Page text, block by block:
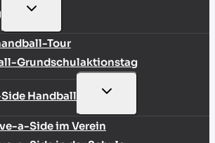
UNTERMENÜ
Tour
Grundschulaktionstag
Handball
UNTERMENÜ
a-Side im Verein